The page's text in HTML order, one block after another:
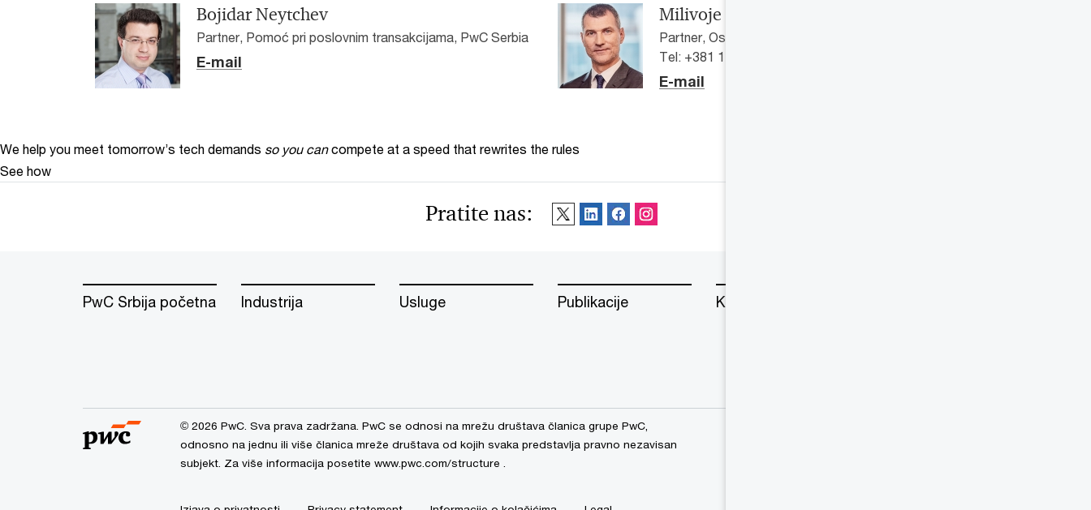
Bojidar Neytchev
Partner, Pomoć pri poslovnim transakcijama, PwC Serbia
E-mail
Milivoje Nešović
Partner, Ostale usluge Sektora za reviziju, PwC Serbia
Tel: +381 11 3302 100
E-mail
We help you meet tomorrow’s tech demands so you can compete at a speed that rewrites the rules
See how
Pratite nas:
PwC Srbija početna Industrija Usluge Publikacije Karijera u PwC
© 2026 PwC. Sva prava zadržana. PwC se odnosi na mrežu društava članica grupe PwC,
odnosno na jednu ili više članica mreže društava od kojih svaka predstavlja pravno nezavisan
subjekt. Za više informacija posetite www.pwc.com/structure .